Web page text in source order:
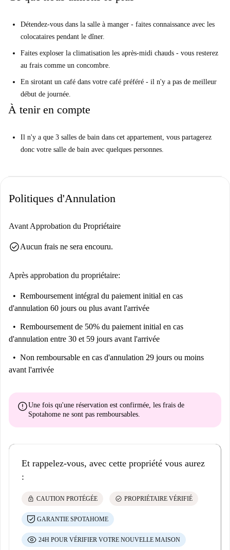
pourrez également opter pour des restaurants méditerranéens comme
Restaurante Taberna Madrid Madriz ou des adresses pour un petit-
déjeuner américain comme Billy Brunch, tous situés à deux pas de chez
vous. De quoi satisfaire toutes vos envies culinaires !
Détendez-vous dans la salle à manger - faites connaissance avec les
colocataires pendant le dîner.
Faites exploser la climatisation les après-midi chauds - vous resterez
au frais comme un concombre.
En sirotant un café dans votre café préféré - il n'y a pas de meilleur
début de journée.
À tenir en compte
Il n'y a que 3 salles de bain dans cet appartement, vous partagerez
donc votre salle de bain avec quelques personnes.
Politiques d'Annulation
Avant Approbation du Propriétaire
check_circleAucun frais ne sera encouru.
Après approbation du propriétaire:
Remboursement intégral du paiement initial en cas
d'annulation 60 jours ou plus avant l'arrivée
Remboursement de 50% du paiement initial en cas
d'annulation entre 30 et 59 jours avant l'arrivée
Non remboursable en cas d'annulation 29 jours ou moins
avant l'arrivée
errorUne fois qu'une réservation est confirmée, les frais de
Spotahome ne sont pas remboursables.
Et rappelez-vous, avec cette propriété vous aurez
:
lock CAUTION PROTÉGÉE check_circle PROPRIÉTAIRE VÉRIFIÉ
GARANTIE SPOTAHOME
24H POUR VÉRIFIER VOTRE NOUVELLE MAISON